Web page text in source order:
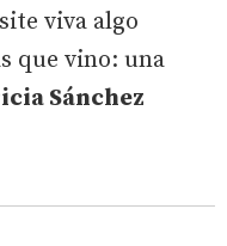
viva algo
que vino: una
Sánchez